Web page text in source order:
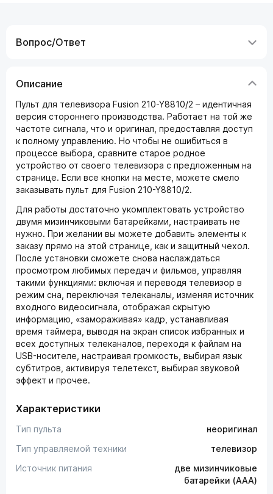
Вопрос/Ответ
Описание
Пульт для телевизора Fusion 210-Y8810/2 – идентичная
версия стороннего производства. Работает на той же
частоте сигнала, что и оригинал, предоставляя доступ
к полному управлению. Но чтобы не ошибиться в
процессе выбора, сравните старое родное
устройство от своего телевизора с предложенным на
странице. Если все кнопки на месте, можете смело
заказывать пульт для Fusion 210-Y8810/2.
Для работы достаточно укомплектовать устройство
двумя мизинчиковыми батарейками, настраивать не
нужно. При желании вы можете добавить элементы к
заказу прямо на этой странице, как и защитный чехол.
После установки сможете снова наслаждаться
просмотром любимых передач и фильмов, управляя
такими функциями: включая и переводя телевизор в
режим сна, переключая телеканалы, изменяя источник
входного видеосигнала, отображая скрытую
информацию, «замораживая» кадр, устанавливая
время таймера, выводя на экран список избранных и
всех доступных телеканалов, переходя к файлам на
USB-носителе, настраивая громкость, выбирая язык
субтитров, активируя телетекст, выбирая звуковой
эффект и прочее.
Характеристики
Тип пульта
неоригинал
Тип управляемой техники
телевизор
Источник питания
две мизинчиковые
батарейки (AAA)